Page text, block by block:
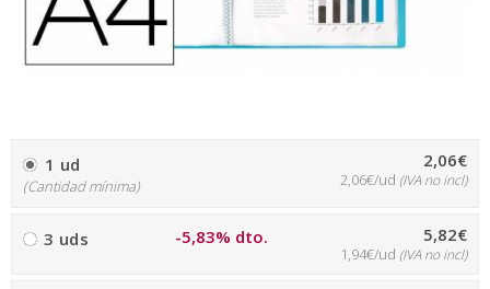
1 ud
(Cantidad mínima)
2,06€
2,06€/ud (IVA no incl)
3 uds -5,83% dto. 5,82€
1,94€/ud (IVA no incl)